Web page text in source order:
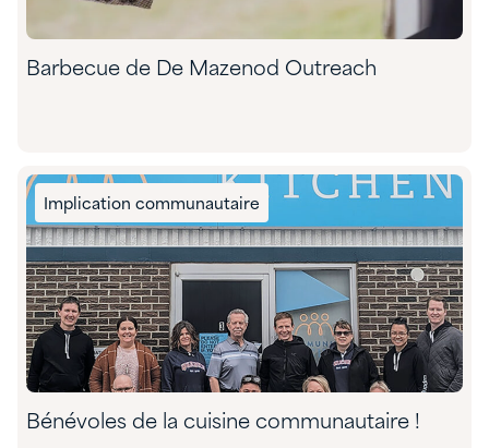
Barbecue de De Mazenod Outreach
Implication communautaire
Bénévoles de la cuisine communautaire !